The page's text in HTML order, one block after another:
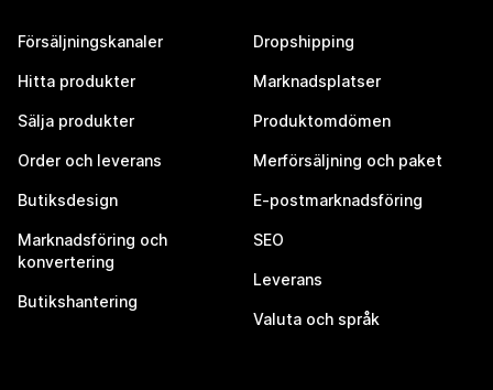
Försäljningskanaler
Hitta produkter
Sälja produkter
Order och leverans
Butiksdesign
Marknadsföring och
konvertering
Butikshantering
Dropshipping
Marknadsplatser
Produktomdömen
Merförsäljning och paket
E-postmarknadsföring
SEO
Leverans
Valuta och språk